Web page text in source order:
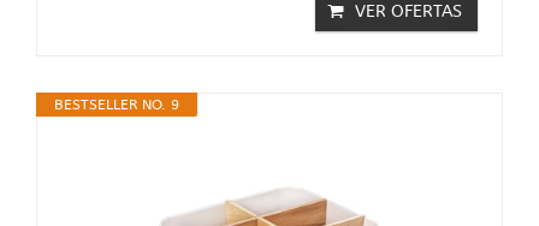
VER OFERTAS
BESTSELLER NO. 9